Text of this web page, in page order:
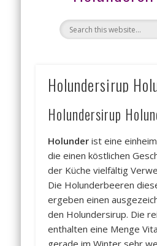
Holundersirup
Holundersirup
Holunder ist eine
die einen köstlichen
der Küche vielfältig
Die Holunderbeeren
ergeben einen
den Holundersirup. Die
enthalten eine Menge